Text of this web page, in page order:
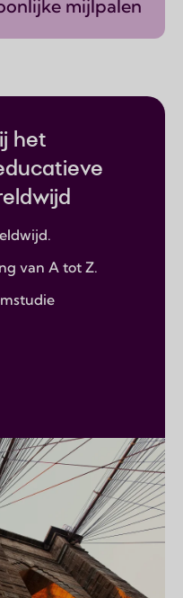
mijlpalen
het
van A tot Z.